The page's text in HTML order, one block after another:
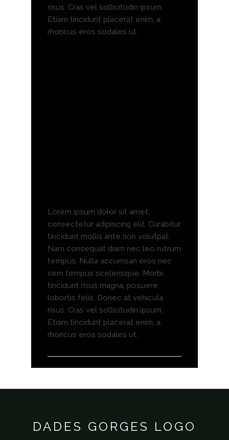
risus. Cras vel sollicitudin ipsum.
Etiam tincidunt placerat enim, a
rhoncus eros sodales ut.
Lorem ipsum dolor sit amet,
consectetur adipiscing elit. Curabitur
tincidunt mollis ante non volutpat.
Nam consequat diam nec leo rutrum
tempus. Nulla accumsan eros nec
sem tempus scelerisque. Morbi
tincidunt risus magna, posuere
lobortis felis. Donec at vehicula
risus. Cras vel sollicitudin ipsum.
Etiam tincidunt placerat enim, a
rhoncus eros sodales ut.
DADES GORGES LOGO